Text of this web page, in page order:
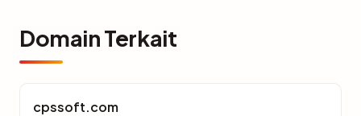
Domain Terkait
cpssoft.com